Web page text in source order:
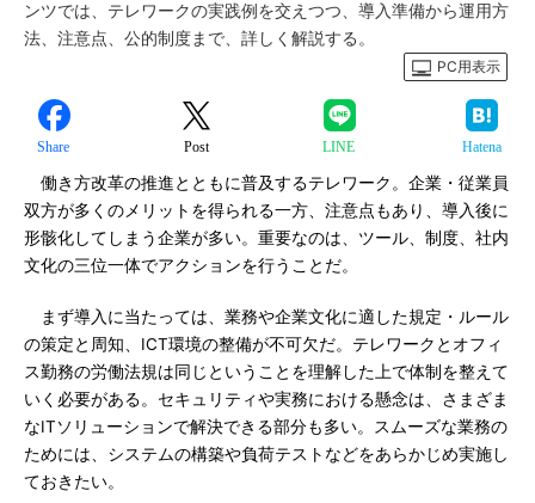
ンツでは、テレワークの実践例を交えつつ、導入準備から運用方
法、注意点、公的制度まで、詳しく解説する。
PC用表示
Share Post LINE Hatena
働き方改革の推進とともに普及するテレワーク。企業・従業員
双方が多くのメリットを得られる一方、注意点もあり、導入後に
形骸化してしまう企業が多い。重要なのは、ツール、制度、社内
文化の三位一体でアクションを行うことだ。
まず導入に当たっては、業務や企業文化に適した規定・ルール
の策定と周知、ICT環境の整備が不可欠だ。テレワークとオフィ
ス勤務の労働法規は同じということを理解した上で体制を整えて
いく必要がある。セキュリティや実務における懸念は、さまざま
なITソリューションで解決できる部分も多い。スムーズな業務の
ためには、システムの構築や負荷テストなどをあらかじめ実施し
ておきたい。